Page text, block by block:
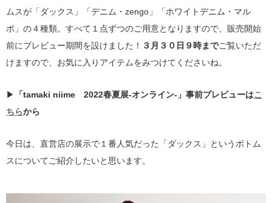
ムスが「ダックス」「デニム・zengo」「ホワイトデニム・マル
ポ」の４種類。すべて１点ずつのご用意となりますので、販売開始
前にプレビュー期間を設けました！ ３月３０日９時までご覧いただ
けますので、お気に入りアイテムをみつけてくださいね。
▶ 「tamaki niime 2022春夏展-オンライン-」事前プレビューはこ
ちらから
今日は、直営店の展示で１番人気だった「ダックス」というボトム
スについてご紹介したいと思います。